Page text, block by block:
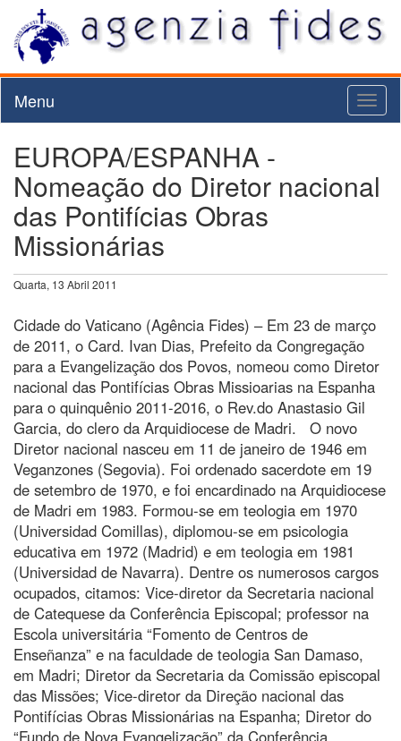
Menu
EUROPA/ESPANHA -
Nomeação do Diretor nacional
das Pontifícias Obras
Missionárias
Quarta, 13 Abril 2011
Cidade do Vaticano (Agência Fides) – Em 23 de março
de 2011, o Card. Ivan Dias, Prefeito da Congregação
para a Evangelização dos Povos, nomeou como Diretor
nacional das Pontifícias Obras Missioarias na Espanha
para o quinquênio 2011-2016, o Rev.do Anastasio Gil
Garcia, do clero da Arquidiocese de Madri. O novo
Diretor nacional nasceu em 11 de janeiro de 1946 em
Veganzones (Segovia). Foi ordenado sacerdote em 19
de setembro de 1970, e foi encardinado na Arquidiocese
de Madri em 1983. Formou-se em teologia em 1970
(Universidad Comillas), diplomou-se em psicologia
educativa em 1972 (Madrid) e em teologia em 1981
(Universidad de Navarra). Dentre os numerosos cargos
ocupados, citamos: Vice-diretor da Secretaria nacional
de Catequese da Conferência Episcopal; professor na
Escola universitária “Fomento de Centros de
Enseñanza” e na faculdade de teologia San Damaso,
em Madri; Diretor da Secretaria da Comissão episcopal
das Missões; Vice-diretor da Direção nacional das
Pontifícias Obras Missionárias na Espanha; Diretor do
“Fundo de Nova Evangelização” da Conferência